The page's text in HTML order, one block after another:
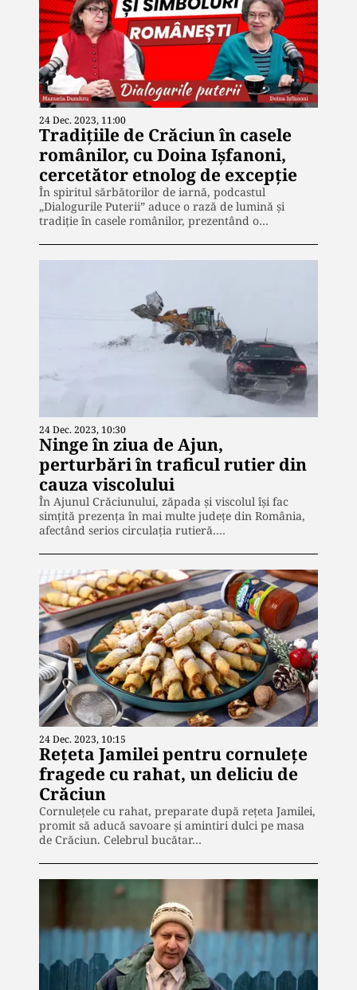
24 Dec. 2023, 11:00
Tradițiile de Crăciun în casele
românilor, cu Doina Ișfanoni,
cercetător etnolog de excepție
În spiritul sărbătorilor de iarnă, podcastul
„Dialogurile Puterii” aduce o rază de lumină și
tradiție în casele românilor, prezentând o…
24 Dec. 2023, 10:30
Ninge în ziua de Ajun,
perturbări în traficul rutier din
cauza viscolului
În Ajunul Crăciunului, zăpada și viscolul își fac
simțită prezența în mai multe județe din România,
afectând serios circulația rutieră.…
24 Dec. 2023, 10:15
Rețeta Jamilei pentru cornulețe
fragede cu rahat, un deliciu de
Crăciun
Cornulețele cu rahat, preparate după rețeta Jamilei,
promit să aducă savoare și amintiri dulci pe masa
de Crăciun. Celebrul bucătar…